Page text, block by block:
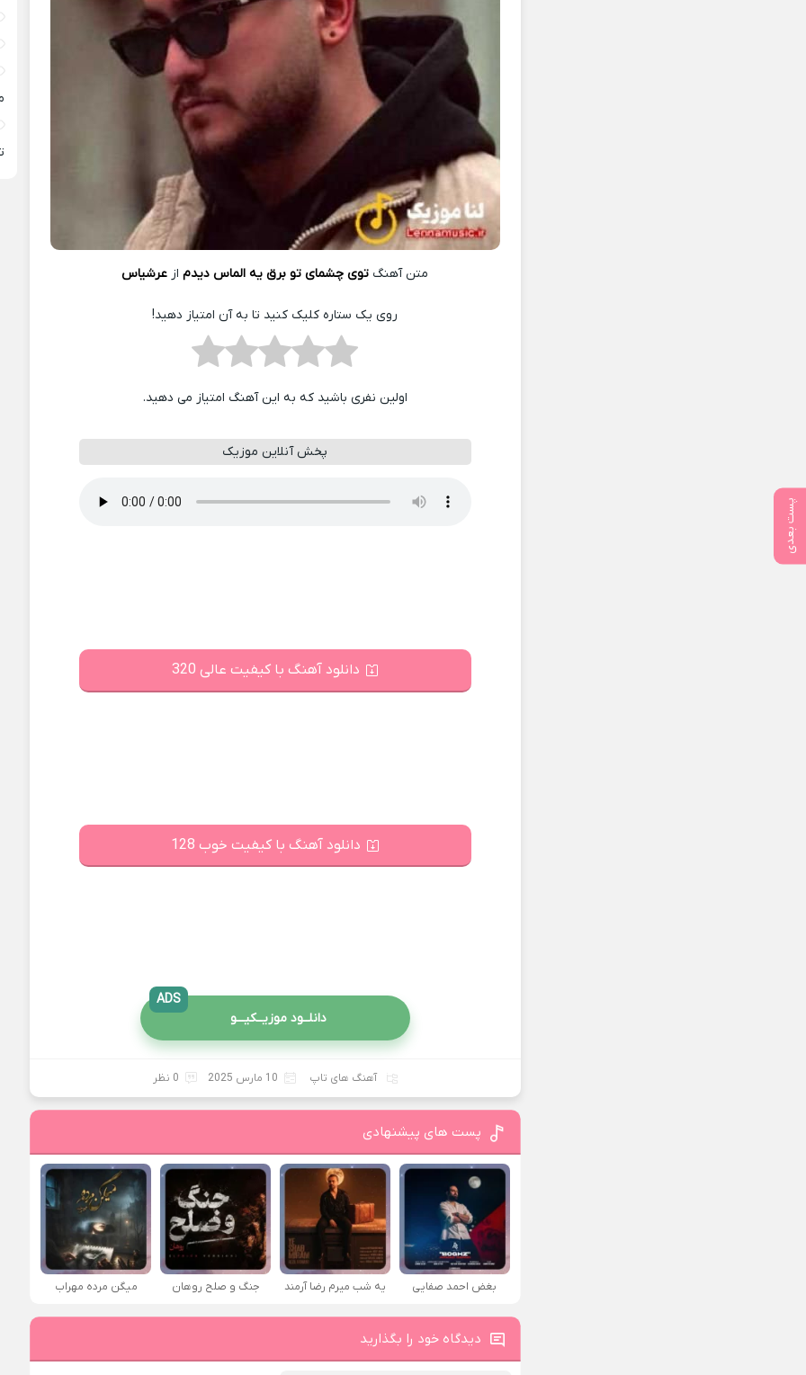
پست بعدی
متن آهنگ ﺗﻮی ﭼﺸﻤﺎی ﺗﻮ ﺑﺮق ﻳﻪ اﻟﻤﺎس دﻳﺪماز عرشیاس
روی یک ستاره کلیک کنید تا به آن امتیاز دهید!
اولین نفری باشید که به این آهنگ امتیاز می دهید.
پخش آنلاین موزیک
دانلود آهنگ با کیفیت عالی 320
دانلود آهنگ با کیفیت خوب 128
دانلــود موزیــکیـــو
ADS
آهنگ های تاپ 10 مارس 2025 0 نظر
پست های پیشنهادی
بغض احمد صفایی یه شب میرم رضا آرمند جنگ و صلح روهان میگن مرده مهراب
دیدگاه خود را بگذارید